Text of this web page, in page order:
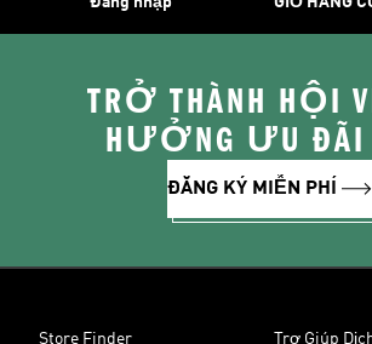
TRỞ THÀNH HỘI
HƯỞNG ƯU ĐÃI
ĐĂNG KÝ MIỄN PHÍ
Store Finder Trợ Giúp